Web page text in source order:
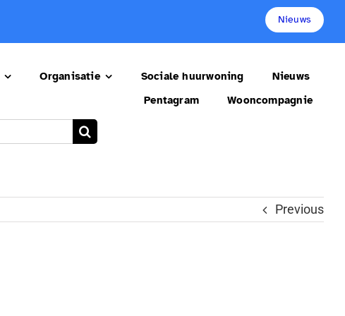
Nieuws
Organisatie Sociale huurwoning
Nieuws
Pentagram
Wooncompagnie
Previous